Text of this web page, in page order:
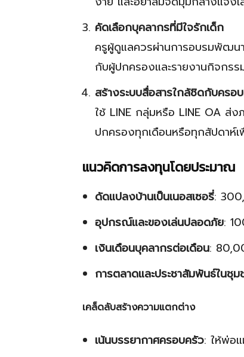
คัดเลือกบุคลากรที่มีใจรักเด็ก
ครูผู้ดูแลควรผ่านการอบรมพัฒน
กับผู้ปกครองและรายงานกิจกรร
สร้างระบบสื่อสารใกล้ชิดกับครอ
ใช้ LINE กลุ่มหรือ LINE OA ส่
ปกครองทุกเดือนหรือทุกสัปดาห์
แนวคิดการลงทุนโดยประมาณ
ดัดแปลงบ้านเป็นเนอสเซอรี่:
อุปกรณ์และของเล่นปลอดภัย:
เงินเดือนบุคลากรต่อเดือน:
การตลาดและประชาสัมพันธ์ในชุม
เคล็ดลับสร้างความแตกต่าง
เน้นบรรยากาศครอบครัว: ให้พ่อ